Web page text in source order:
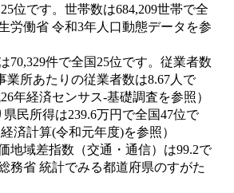
位です。世帯数は684,209世帯で全
労働省 令和3年人口動態データを参
70,329件で全国25位です。従業者数
業所あたりの従業者数は8.67人で
年経済センサス‐基礎調査を参照）
民所得は239.6万円で全国47位で
済計算(令和元年度)を参照）
地域差指数（交通・通信）は99.2で
務省 統計でみる都道府県のすがた